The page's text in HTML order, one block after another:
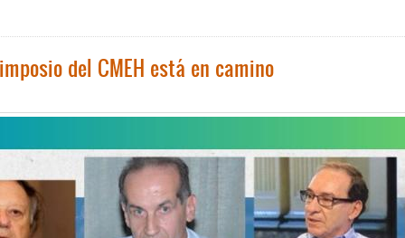
X
Sobre
de
política
es
Ciudad
Futura?
del CMEH está en camino